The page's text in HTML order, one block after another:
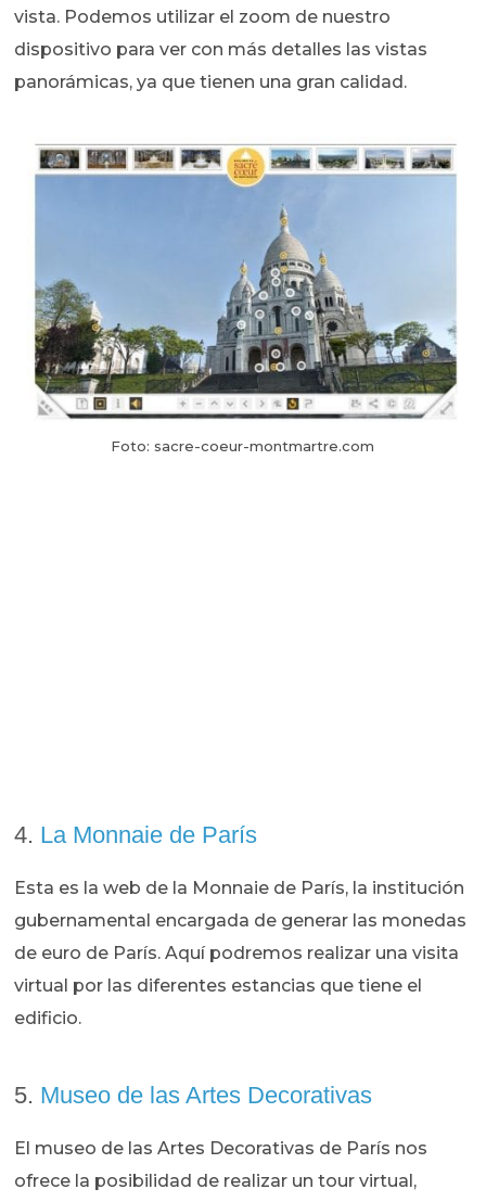
vista. Podemos utilizar el zoom de nuestro
dispositivo para ver con más detalles las vistas
panorámicas, ya que tienen una gran calidad.
Foto: sacre-coeur-montmartre.com
4. La Monnaie de París
Esta es la web de la Monnaie de París, la institución
gubernamental encargada de generar las monedas
de euro de París. Aquí podremos realizar una visita
virtual por las diferentes estancias que tiene el
edificio.
5. Museo de las Artes Decorativas
El museo de las Artes Decorativas de París nos
ofrece la posibilidad de realizar un tour virtual,